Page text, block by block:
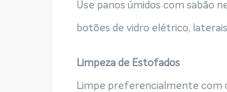
Use panos úmidos com sabão
botões de vidro elétrico,
Limpeza de Estofados
Limpe preferencialmente com